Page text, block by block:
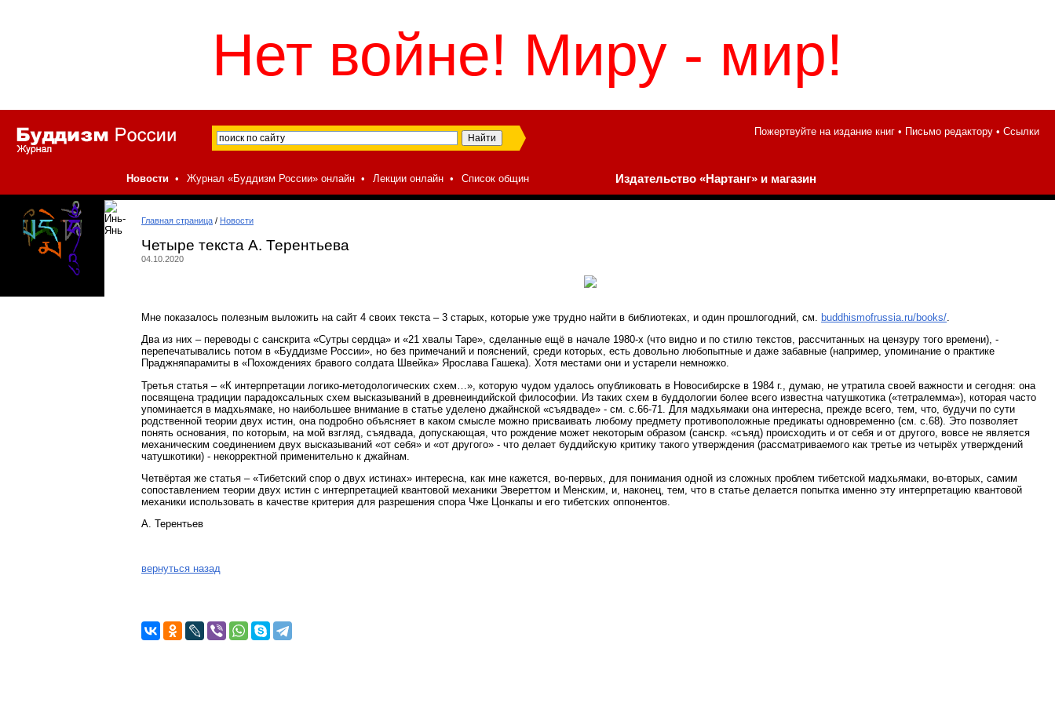
Пожертвуйте на издание книг • Письмо редактору • Ссылки
Новости • Журнал «Буддизм России» онлайн • Лекции онлайн • Список общин Издательство «Нартанг» и магазин
Нет войне! Миру - мир!
Главная страница / Новости
Четыре текста А. Терентьева
04.10.2020
Мне показалось полезным выложить на сайт 4 своих текста – 3 старых, которые уже трудно найти в библиотеках, и один прошлогодний, см. buddhismofrussia.ru/books/.
Два из них – переводы с санскрита «Сутры сердца» и «21 хвалы Таре», сделанные ещё в начале 1980-х (что видно и по стилю текстов, рассчитанных на цензуру того времени), -
перепечатывались потом в «Буддизме России», но без примечаний и пояснений, среди которых, есть довольно любопытные и даже забавные (например, упоминание о практике
Праджняпарамиты в «Похождениях бравого солдата Швейка» Ярослава Гашека). Хотя местами они и устарели немножко.
Третья статья – «К интерпретации логико-методологических схем…», которую чудом удалось опубликовать в Новосибирске в 1984 г., думаю, не утратила своей важности и сегодня: она
посвящена традиции парадоксальных схем высказываний в древнеиндийской философии. Из таких схем в буддологии более всего известна чатушкотика («тетралемма»), которая часто
упоминается в мадхьямаке, но наибольшее внимание в статье уделено джайнской «съядваде» - см. с.66-71. Для мадхьямаки она интересна, прежде всего, тем, что, будучи по сути
родственной теории двух истин, она подробно объясняет в каком смысле можно присваивать любому предмету противоположные предикаты одновременно (см. с.68). Это позволяет
понять основания, по которым, на мой взгляд, съядвада, допускающая, что рождение может некоторым образом (санскр. «съяд) происходить и от себя и от другого, вовсе не является
механическим соединением двух высказываний «от себя» и «от другого» - что делает буддийскую критику такого утверждения (рассматриваемого как третье из четырёх утверждений
чатушкотики) - некорректной применительно к джайнам.
Четвёртая же статья – «Тибетский спор о двух истинах» интересна, как мне кажется, во-первых, для понимания одной из сложных проблем тибетской мадхьямаки, во-вторых, самим
сопоставлением теории двух истин с интерпретацией квантовой механики Эвереттом и Менским, и, наконец, тем, что в статье делается попытка именно эту интерпретацию квантовой
механики использовать в качестве критерия для разрешения спора Чже Цонкапы и его тибетских оппонентов.
А. Терентьев
вернуться назад